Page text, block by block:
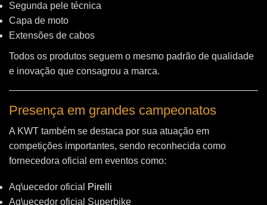
Segunda pele técnica
Capa de moto
Extensões de cabos
Todos os produtos seguem o mesmo padrão de qualidade
e inovação que consagrou a marca.
Presença em grandes campeonatos
A KWT também se destaca por sua atuação em
competições importantes, sendo reconhecida como
fornecedora oficial em eventos como:
Aq\uecedor oficial
Pirelli
Aq\uecedor oficial Superbike